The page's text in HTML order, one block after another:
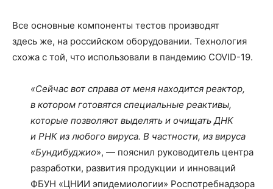
Все основные компоненты тестов производят
здесь же, на российском оборудовании. Технология
схожа с той, что использовали в пандемию COVID-19.
«Сейчас вот справа от меня находится реактор,
в котором готовятся специальные реактивы,
которые позволяют выделять и очищать ДНК
и РНК из любого вируса. В частности, из вируса
«Бундибуджио», — пояснил руководитель центра
разработки, развития продукции и инноваций
ФБУН «ЦНИИ эпидемиологии» Роспотребнадзора